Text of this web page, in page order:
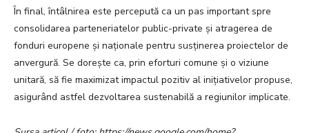
În final, întâlnirea este percepută ca un pas important spre
consolidarea parteneriatelor public-private și atragerea de
fonduri europene și naționale pentru susținerea proiectelor de
anvergură. Se dorește ca, prin eforturi comune și o viziune
unitară, să fie maximizat impactul pozitiv al inițiativelor propuse,
asigurând astfel dezvoltarea sustenabilă a regiunilor implicate.